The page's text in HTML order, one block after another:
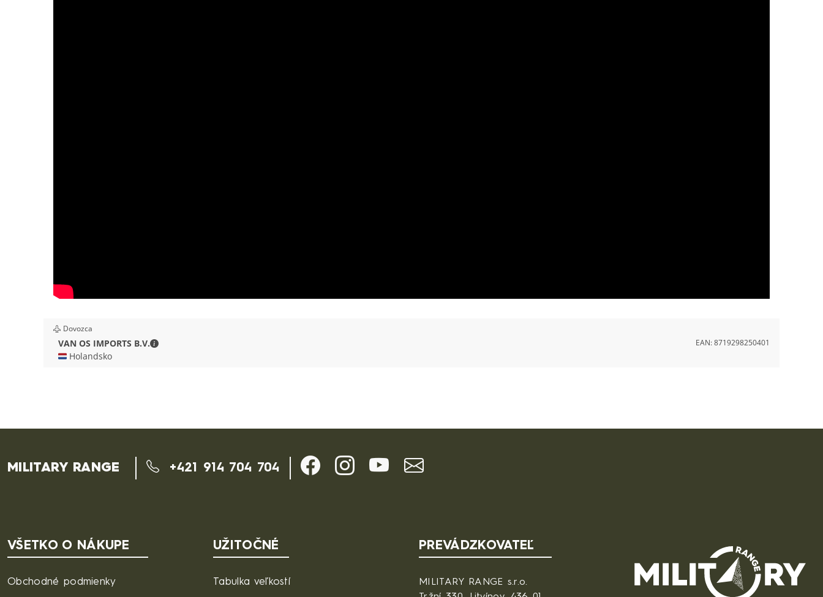
Dovozca
VAN OS IMPORTS B.V.
VAN OS IMPORTS B.V. - Kontaktné údaje
🇳🇱 Holandsko
EAN:8719298250401
MILITARY RANGE +421 914 704 704
VŠETKO O NÁKUPE
Obchodné podmienky
UŽITOČNÉ
Tabulka veľkostí
PREVÁDZKOVATEĽ
MILITARY RANGE s.r.o.